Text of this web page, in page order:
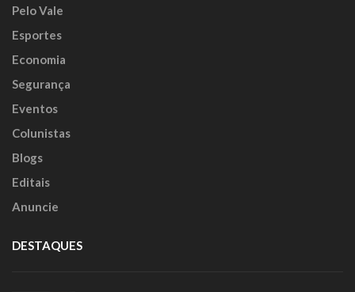
Pelo Vale
Esportes
Economia
Segurança
Eventos
Colunistas
Blogs
Editais
Anuncie
DESTAQUES